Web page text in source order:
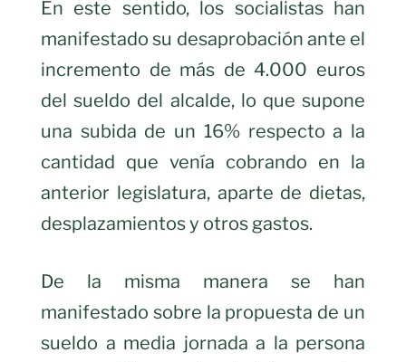
En este sentido, los socialistas han
manifestado su desaprobación ante el
incremento de más de 4.000 euros
del sueldo del alcalde, lo que supone
una subida de un 16% respecto a la
cantidad que venía cobrando en la
anterior legislatura, aparte de dietas,
desplazamientos y otros gastos.
De la misma manera se han
manifestado sobre la propuesta de un
sueldo a media jornada a la persona